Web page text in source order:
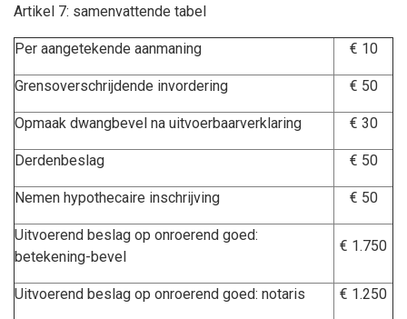
Artikel 7: samenvattende tabel
Per aangetekende aanmaning € 10
Grensoverschrijdende invordering € 50
Opmaak dwangbevel na uitvoerbaarverklaring € 30
Derdenbeslag € 50
Nemen hypothecaire inschrijving € 50
Uitvoerend beslag op onroerend goed:
betekening-bevel
€ 1.750
Uitvoerend beslag op onroerend goed: notaris € 1.250